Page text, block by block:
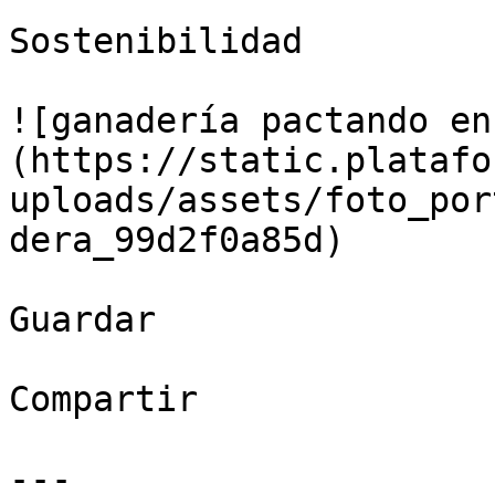
Sostenibilidad
![ganadería pactando
(https://
uploads/assets/
dera_99d2f0a85d)
Guardar
Compartir